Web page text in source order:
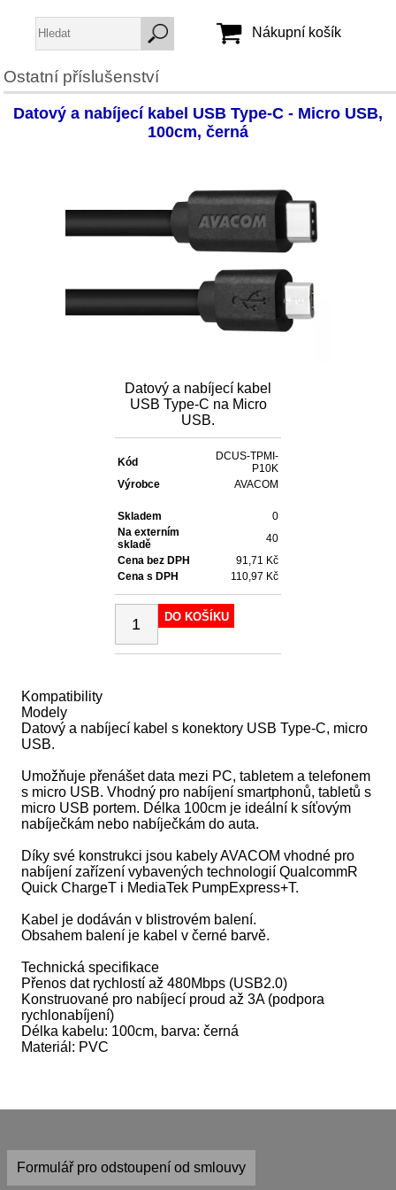
Jméno:
Heslo:
Zapomenuté heslo
Nákupní košík
Ostatní příslušenství
Datový a nabíjecí kabel USB Type-C - Micro USB,
100cm, černá
Datový a nabíjecí kabel
USB Type-C na Micro
USB.
Kód
DCUS-TPMI-
P10K
Výrobce
AVACOM
Skladem
0
Na externím
skladě
40
Cena bez DPH
91,71 Kč
Cena s DPH
110,97 Kč
DO KOŠÍKU
Kompatibility
Modely
Datový a nabíjecí kabel s konektory USB Type-C, micro
USB.
Umožňuje přenášet data mezi PC, tabletem a telefonem
s micro USB. Vhodný pro nabíjení smartphonů, tabletů s
micro USB portem. Délka 100cm je ideální k síťovým
nabíječkám nebo nabíječkám do auta.
Díky své konstrukci jsou kabely AVACOM vhodné pro
nabíjení zařízení vybavených technologií QualcommR
Quick ChargeT i MediaTek PumpExpress+T.
Kabel je dodáván v blistrovém balení.
Obsahem balení je kabel v černé barvě.
Technická specifikace
Přenos dat rychlostí až 480Mbps (USB2.0)
Konstruované pro nabíjecí proud až 3A (podpora
rychlonabíjení)
Délka kabelu: 100cm, barva: černá
Materiál: PVC
Formulář pro odstoupení od smlouvy